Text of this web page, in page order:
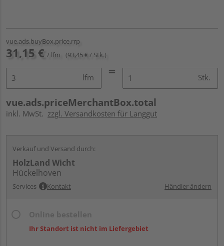
vue.ads.buyBox.price.rrp
31,15 € / lfm (93,45 € / Stk.)
lfm Stk.
vue.ads.priceMerchantBox.total
inkl. MwSt. zzgl. Versandkosten für Langgut
Verkauf und Versand durch:
HolzLand Wicht
Hückelhoven
Services Kontakt Händler ändern
Ihr Standort ist nicht im Liefergebiet